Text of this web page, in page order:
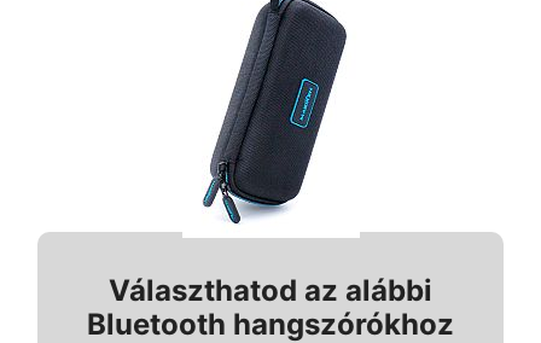
Választhatod az alábbi
Bluetooth hangszórókhoz